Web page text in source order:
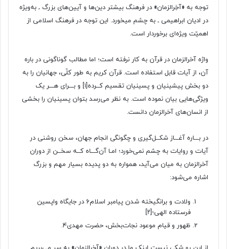
توجه به «آخِرالزمان» در فرهنگ بیشتر دین‌ها و آیین‌های بزرگ ـ به‌ویژه
در ادیان ابراهیمی ـ به ‏چشم می‏خورد. این توجه در فرهنگ اسلامی از
اهمیّت ویژه‌ای برخوردار است.
واژه آخرالزمان در قرآن به کار نرفته است؛ اما مطالب گوناگونی در باره
آن، از آیات قابل استفاده است. قرآن کریم به طور کلّی، جهانیان را به
دو بخش پیشینیان و پسینیان تقسیم کــرده[۱]
و بـــرای هـــر یک
ویژگی‌هایی بیان نموده است. به نظر می‌رسد بتوان پسینیان را بخشی
از انسان‌های آخرالزمان دانست.
در بـــاره آغـــاز شکــل‌گیری و چگونگی انجام جهان، سخن روشنی در
آیات و روایات به چشم نمی‌خورد؛ امـا آن‌گـــاه کــه سخــن از دوران
آخرالزمان به میان می‌آید، همواره به دو پدیده بسیار مهم و بزرگ
اشاره می‌شود:
ولادت و برانگیخته شدن پیامبر اسلام۶ در جایگاه واپسین
فرستاده الهی؛[۲]
ظهور و قیام موعود نجات‌بخش، حضرت مهدی۴.